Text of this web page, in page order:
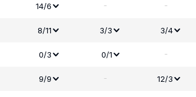
14/6 - -
8/11 3/3 3/4
0/3 0/1 -
9/9 - 12/3